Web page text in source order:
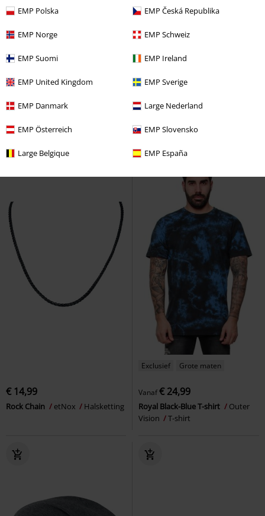
EMP Polska EMP Česká Republika
EMP Norge EMP Schweiz
EMP Suomi EMP Ireland
EMP United Kingdom EMP Sverige
EMP Danmark Large Nederland
EMP Österreich EMP Slovensko
Large Belgique EMP España
Wooly Combed
Adviesprijs € 17,99
Beanie
Beanie
€ 14,99
Rock Chain etNox Halsketting
Exclusief Grote maten
Vanaf€ 24,99
Royal Black-Blue T-shirt
Outer
Vision
T-shirt